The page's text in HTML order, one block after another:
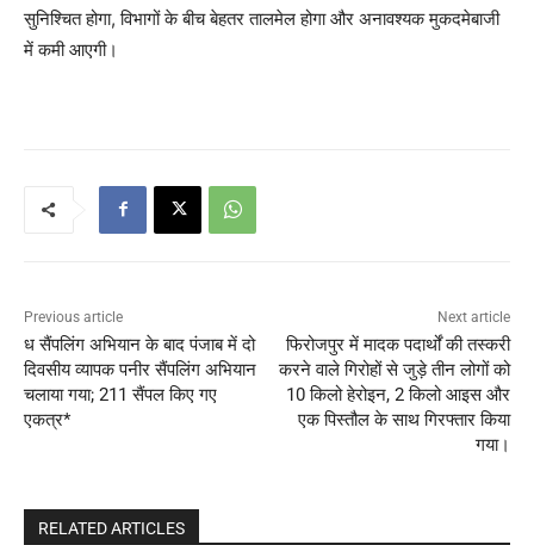
सुनिश्चित होगा, विभागों के बीच बेहतर तालमेल होगा और अनावश्यक मुकदमेबाजी
में कमी आएगी।
Previous article
ध सैंपलिंग अभियान के बाद पंजाब में दो
दिवसीय व्यापक पनीर सैंपलिंग अभियान
चलाया गया; 211 सैंपल किए गए
एकत्र*
Next article
फिरोजपुर में मादक पदार्थों की तस्करी
करने वाले गिरोहों से जुड़े तीन लोगों को
10 किलो हेरोइन, 2 किलो आइस और
एक पिस्तौल के साथ गिरफ्तार किया
गया।
RELATED ARTICLES